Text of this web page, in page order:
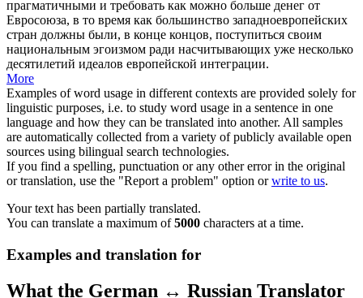
прагматичными и требовать как можно больше денег от
Евросоюза, в то время как большинство западноевропейских
стран должны были, в конце концов, поступиться своим
национальным эгоизмом ради насчитывающих уже несколько
десятилетий идеалов европейской интеграции.
More
Examples of word usage in different contexts are provided solely for
linguistic purposes, i.e. to study word usage in a sentence in one
language and how they can be translated into another. All samples
are automatically collected from a variety of publicly available open
sources using bilingual search technologies.
If you find a spelling, punctuation or any other error in the original
or translation, use the "Report a problem" option orwrite to us.
Your text has been partially translated.
You can translate a maximum of5000 characters at a time.
Examples and translation for
What the German ↔ Russian Translator